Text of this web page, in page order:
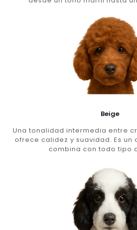
Beige
Una tonalidad intermedia entre
ofrece calidez y suavidad. Es un
combina con todo tipo